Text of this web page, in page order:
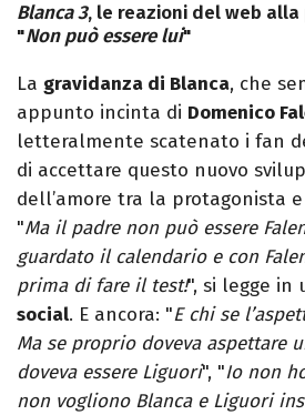
Blanca 3, le reazioni del web
"Non può essere lui"
La gravidanza di Blanca, che
appunto incinta di Domenico
letteralmente scatenato i fan
di accettare questo nuovo
dell’amore tra la protagonista
"Ma il padre non può essere
guardato il calendario e con
prima di fare il test!", si legge in
social. E ancora: "E chi se
Ma se proprio doveva aspettare
doveva essere Liguori", "Io non
non vogliono Blanca e Liguori